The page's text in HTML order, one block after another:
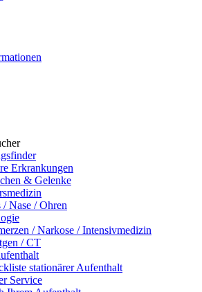
Erkrankungen
& Gelenke
/ Nase / Ohren
/ Narkose / Intensivmedizin
/ CT
stationärer Aufenthalt
Service